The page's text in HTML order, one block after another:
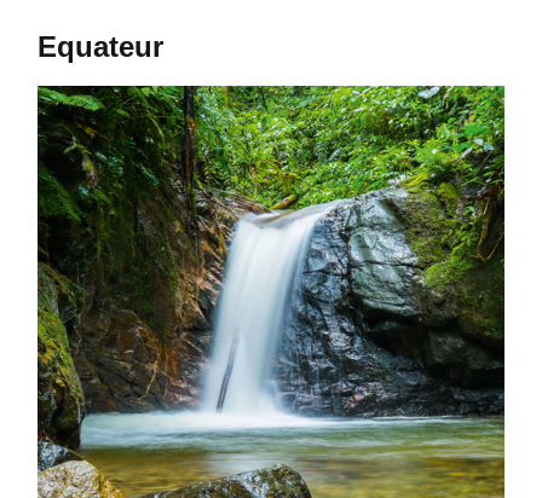
Equateur